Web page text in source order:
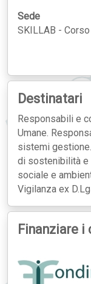
Sede
SKILLAB -
Destinatari
Responsabili e
Umane.
sistemi
di sostenibilità e
sociale e
Vigilanza ex
Finanziare i